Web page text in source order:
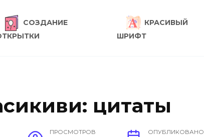
СОЗДАНИЕ
КРАСИВЫЙ
ШРИФТ
цитаты
ПРОСМОТРОВ ОПУБЛИКОВАНО